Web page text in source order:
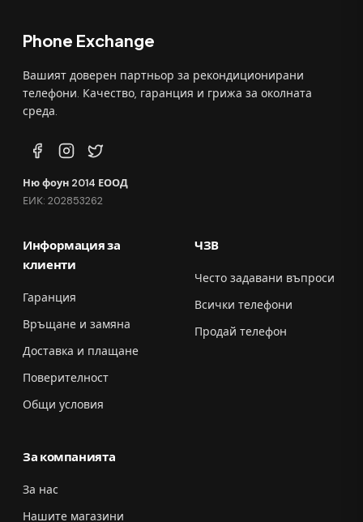
Phone Exchange
Вашият доверен партньор за рекондиционирани
телефони. Качество, гаранция и грижа за околната
среда.
Ню фоун 2014 ЕООД
ЕИК: 202853262
Информация за
клиенти
Гаранция
Връщане и замяна
Доставка и плащане
Поверителност
Общи условия
ЧЗВ
Често задавани въпроси
Всички телефони
Продай телефон
За компанията
За нас
Нашите магазини